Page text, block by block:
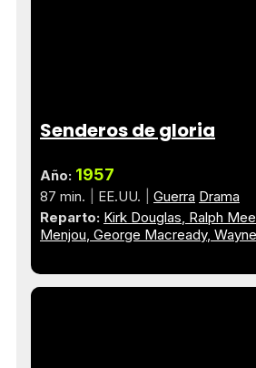
Senderos de gloria
Año: 1957
87 min. EE.UU. Guerra Drama
Reparto: Kirk Douglas Ralph
Menjou George Macready